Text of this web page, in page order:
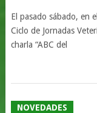
El pasado sábado, en
Ciclo de Jornadas
charla “ABC del
NOVEDADES